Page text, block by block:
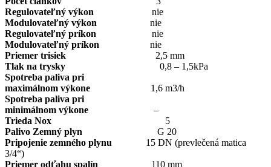
Regulovateľný výkon nie
Modulovateľný výkon nie
Regulovateľný príkon nie
Modulovateľný príkon nie
Priemer trisiek 2,5 mm
Tlak na trysky 0,8 – 1,5kPa
Spotreba paliva pri
maximálnom výkone 1,6 m3/h
Spotreba paliva pri
minimálnom výkone –
Trieda Nox 5
Palivo Zemný plyn G 20
Pripojenie zemného plynu 15 DN (prevlečená matica
3/4“)
Priemer odťahu spalín 110 mm